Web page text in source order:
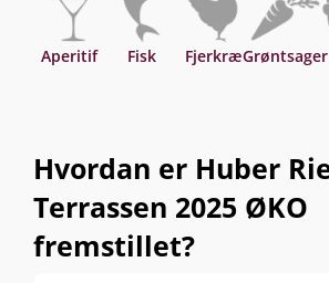
Aperitif Fisk FjerkræGrøntsager
Hvordan er Huber
Terrassen 2025 ØKO
fremstillet?